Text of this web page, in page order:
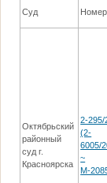
Суд
Октябрьский
районный
суд г.
Красноярска
2-295/
(2-
6005/
~
М-